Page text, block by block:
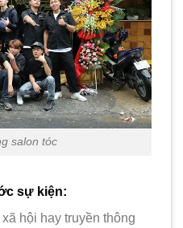
salon tóc
sự kiện:
hội hay truyền thông